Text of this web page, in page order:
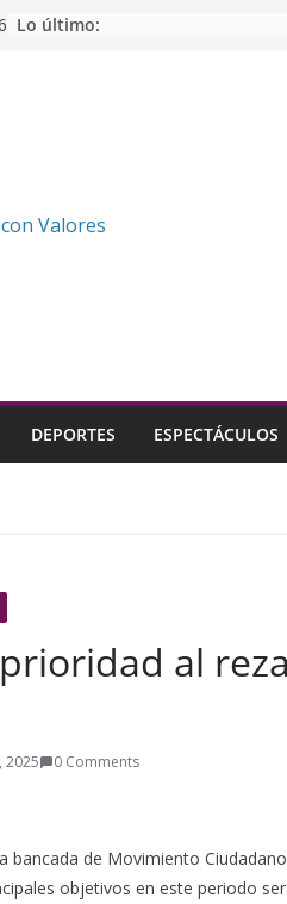
Lo último:
DEPORTES ESPECTÁCULOS
al
2025 0 Comments
bancada de Movimiento
objetivos en este periodo